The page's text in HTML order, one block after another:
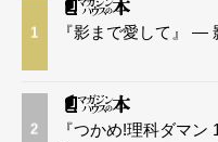
1 『影まで愛して』 —
2
『つかめ!理科ダマン